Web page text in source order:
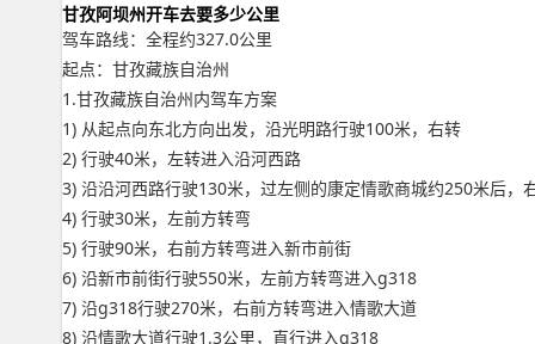
甘孜阿坝州开车去要多少公里
驾车路线：全程约327.0公里
起点：甘孜藏族自治州
1.甘孜藏族自治州内驾车方案
1) 从起点向东北方向出发，沿光明路行驶100米，右转
2) 行驶40米，左转进入沿河西路
3) 沿沿河西路行驶130米，过左侧的康定情歌商城约250米后，
4) 行驶30米，左前方转弯
5) 行驶90米，右前方转弯进入新市前街
6) 沿新市前街行驶550米，左前方转弯进入g318
7) 沿g318行驶270米，右前方转弯进入情歌大道
8) 沿情歌大道行驶1.3公里，直行进入g318